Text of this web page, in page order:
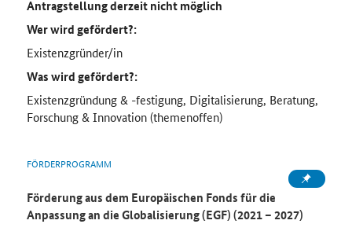
Antragstellung derzeit nicht möglich
Wer wird gefördert?:
Existenzgründer/in
Was wird gefördert?:
Existenzgründung & -festigung, Digitalisierung, Beratung,
Forschung & Innovation (themenoffen)
FÖRDERPROGRAMM
Förderung aus dem Europäischen Fonds für die
Anpassung an die Globalisierung (EGF) (2021 – 2027)